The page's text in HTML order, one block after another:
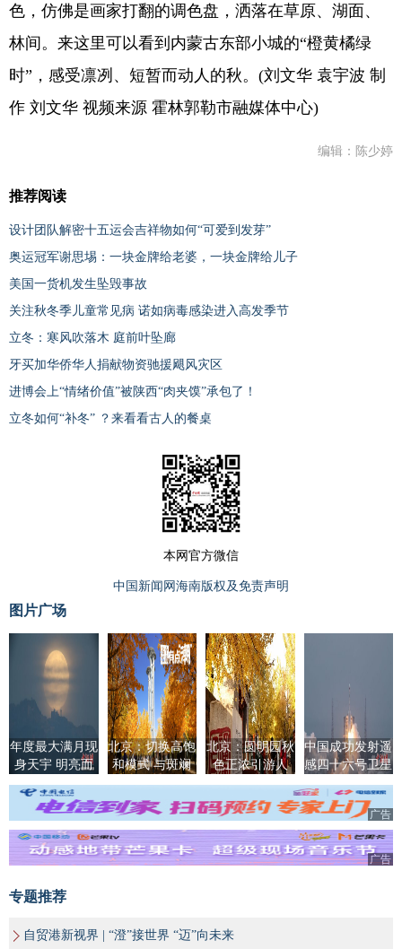
色，仿佛是画家打翻的调色盘，洒落在草原、湖面、
林间。来这里可以看到内蒙古东部小城的“橙黄橘绿
时”，感受凛冽、短暂而动人的秋。(刘文华 袁宇波 制
作 刘文华 视频来源 霍林郭勒市融媒体中心)
编辑：陈少婷
推荐阅读
设计团队解密十五运会吉祥物如何“可爱到发芽”
奥运冠军谢思埸：一块金牌给老婆，一块金牌给儿子
美国一货机发生坠毁事故
关注秋冬季儿童常见病 诺如病毒感染进入高发季节
立冬：寒风吹落木 庭前叶坠廊
牙买加华侨华人捐献物资驰援飓风灾区
进博会上“情绪价值”被陕西“肉夹馍”承包了！
立冬如何“补冬” ？来看看古人的餐桌
本网官方微信
中国新闻网海南版权及免责声明
图片广场
年度最大满月现
身天宇 明亮而
清晰
北京：切换高饱
和模式 与斑斓
秋色撞个满怀
北京：圆明园秋
色正浓引游人
中国成功发射遥
感四十六号卫星
广告
广告
专题推荐
自贸港新视界 | “澄”接世界 “迈”向未来